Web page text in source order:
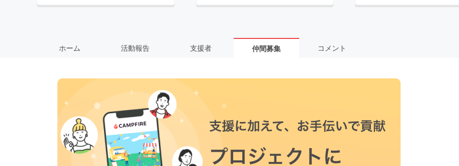
ホーム 活動報告 支援者 仲間募集 コメント